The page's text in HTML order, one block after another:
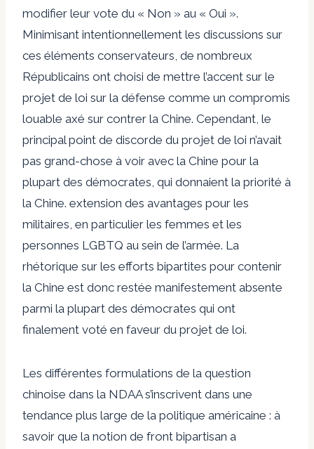
modifier leur vote du « Non » au « Oui ».
Minimisant intentionnellement les discussions sur
ces éléments conservateurs, de nombreux
Républicains ont choisi de mettre l’accent sur le
projet de loi sur la défense comme un compromis
louable axé sur contrer la Chine. Cependant, le
principal point de discorde du projet de loi n’avait
pas grand-chose à voir avec la Chine pour la
plupart des démocrates, qui donnaient la priorité à
la Chine. extension des avantages pour les
militaires, en particulier les femmes et les
personnes LGBTQ au sein de l’armée. La
rhétorique sur les efforts bipartites pour contenir
la Chine est donc restée manifestement absente
parmi la plupart des démocrates qui ont
finalement voté en faveur du projet de loi.
Les différentes formulations de la question
chinoise dans la NDAA s’inscrivent dans une
tendance plus large de la politique américaine : à
savoir que la notion de front bipartisan a